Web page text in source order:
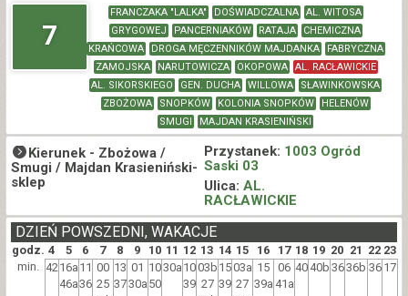
7
FRANCZAKA "LALKA" DOŚWIADCZALNA
AL. WITOSA
GRYGOWEJ
PANCERNIAKÓW RATAJA
CHEMICZNA
KRAŃCOWA
DROGA MĘCZENNIKÓW MAJDANKA
FABRYCZNA
ZAMOJSKA
NARUTOWICZA OKOPOWA
AL. RACŁAWICKIE
AL. SIKORSKIEGO
GEN. DUCHA WILLOWA
SŁAWINKOWSKA
ZBOŻOWA
SNOPKÓW KOLONIA SNOPKÓW
HELENÓW
SMUGI
MAJDAN KRASIENIŃSKI
Kierunek - Zbożowa /
Smugi / Majdan Krasieniński-
sklep
Przystanek: 1003 Ogród
Saski 03
Ulica: AL.
RACŁAWICKIE
godz. 4 5 6 7 8 9 10 11 12 13 14 15 16 17 18 19 20 21 22 23
DZIEŃ POWSZEDNI, WAKACJE
min. 42 16a
46a
11
36
00
25
13
37
01
30a
10
50
30a 10
39
03b
27
15
39
03a
27
15
39a
06
41a
40 40b 3636b 36 17